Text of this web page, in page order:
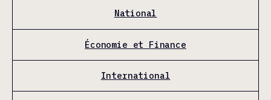
National
Économie et Finance
International